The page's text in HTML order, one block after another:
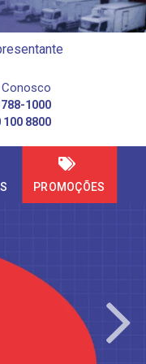
Conosco
1000
100 8800
PROMOÇÕES